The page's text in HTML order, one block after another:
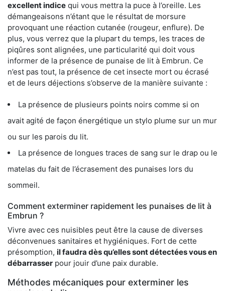
excellent indice qui vous mettra la puce à l’oreille. Les
démangeaisons n’étant que le résultat de morsure
provoquant une réaction cutanée (rougeur, enflure). De
plus, vous verrez que la plupart du temps, les traces de
piqûres sont alignées, une particularité qui doit vous
informer de la présence de punaise de lit à Embrun. Ce
n’est pas tout, la présence de cet insecte mort ou écrasé
et de leurs déjections s’observe de la manière suivante :
La présence de plusieurs points noirs comme si on
avait agité de façon énergétique un stylo plume sur un mur
ou sur les parois du lit.
La présence de longues traces de sang sur le drap ou le
matelas du fait de l’écrasement des punaises lors du
sommeil.
Comment exterminer rapidement les punaises de lit à
Embrun ?
Vivre avec ces nuisibles peut être la cause de diverses
déconvenues sanitaires et hygiéniques. Fort de cette
présomption, il faudra dès qu’elles sont détectées vous en
débarrasser pour jouir d’une paix durable.
Méthodes mécaniques pour exterminer les